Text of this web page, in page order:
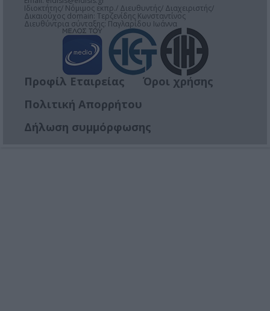
Ιδιοκτήτης/ Νόμιμος εκπρ./ Διευθυντής/ Διαχειριστής/
Δικαιούχος domain: Τερζενίδης Κωνσταντίνος
Διευθύντρια σύνταξης: Παγλαρίδου Ιωάννα
Προφίλ Εταιρείας
Όροι χρήσης
Πολιτική Απορρήτου
Δήλωση συμμόρφωσης